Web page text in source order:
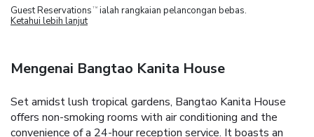
Guest Reservations TM ialah rangkaian pelancongan bebas.
Ketahui lebih lanjut
Mengenai Bangtao Kanita House
Set amidst lush tropical gardens, Bangtao Kanita House
offers non-smoking rooms with air conditioning and the
convenience of a 24-hour reception service. It boasts an